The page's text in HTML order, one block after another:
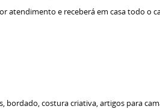
atendimento e receberá em casa todo o
costura criativa, artigos para